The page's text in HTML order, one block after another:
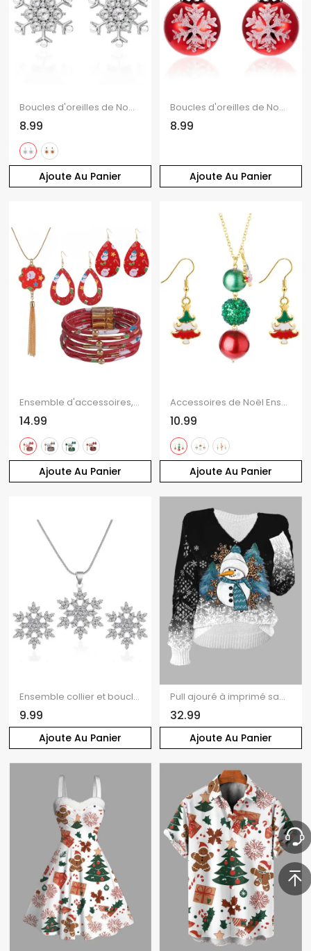
Ajoute Au Panier
Boucles d'oreilles de Noël en fausses perles et flocons de neige
8.99
Ajoute Au Panier
Boucles d'oreilles de Noël Boucles d'oreilles à imprimé flocon de neige
8.99
Ajoute Au Panier
Ensemble d'accessoires, collier à pompons à imprimé écossais, boucles d'oreilles gouttelettes, bracelet superposé
14.99
Ajoute Au Panier
Accessoires de Noël Ensemble collier et boucles d'oreilles en canne colorée du Père Noël
10.99
Ajoute Au Panier
Ensemble collier et boucles d'oreilles flocon de neige en strass, accessoires de Noël
9.99
Ajoute Au Panier
Pull ajouré à imprimé sapin de Noël et bonhomme de neige
32.99